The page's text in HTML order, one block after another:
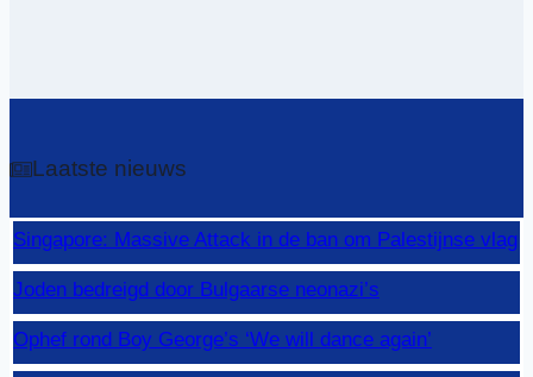
Laatste nieuws
Singapore: Massive Attack in de ban om Palestijnse vlag
Joden bedreigd door Bulgaarse neonazi’s
Ophef rond Boy George’s ‘We will dance again’